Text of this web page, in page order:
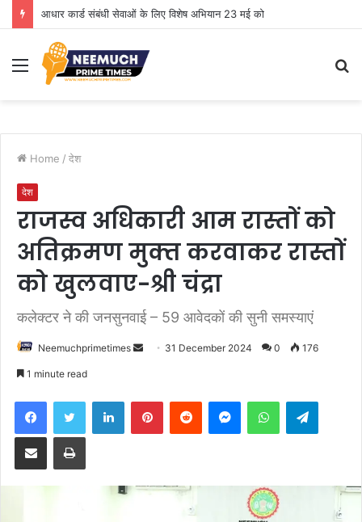
आधार कार्ड संबंधी सेवाओं के लिए विशेष अभियान 23 मई को
Menu
Home / देश
देश
राजस्‍व अधिकारी आम रास्‍तों को
अतिक्रमण मुक्‍त करवाकर रास्‍तों
को खुलवाए-श्री चंद्रा
कलेक्‍टर ने की जनसुनवाई – 59 आवेदकों की सुनी समस्‍याएं
Neemuchprimetimes
Send 31 December 2024 0 176
1 minute read
FacebookTwitter LinkedInPinterestReddit MessengerWhatsApp
Share via Email Print